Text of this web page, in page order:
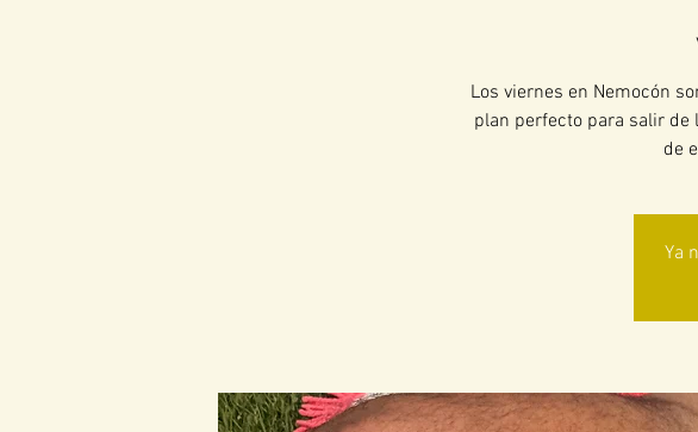
Los viernes en Nemocón
plan perfecto para salir de
de
Ya